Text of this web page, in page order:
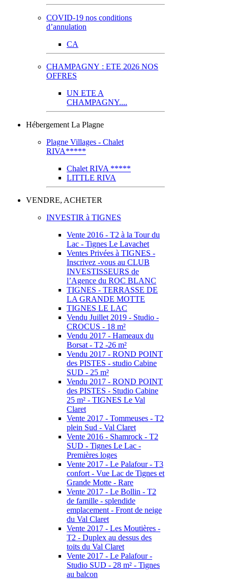
COVID-19 nos conditions
d’annulation
CA
CHAMPAGNY : ETE 2026 NOS
OFFRES
UN ETE A
CHAMPAGNY....
Hébergement La Plagne
Plagne Villages - Chalet
RIVA*****
Chalet RIVA *****
LITTLE RIVA
VENDRE, ACHETER
INVESTIR à TIGNES
Vente 2016 - T2 à la Tour du
Lac - Tignes Le Lavachet
Ventes Privées à TIGNES -
Inscrivez -vous au CLUB
INVESTISSEURS de
l’Agence du ROC BLANC
TIGNES - TERRASSE DE
LA GRANDE MOTTE
TIGNES LE LAC
Vendu Juillet 2019 - Studio -
CROCUS - 18 m²
Vendu 2017 - Hameaux du
Borsat - T2 -26 m²
Vendu 2017 - ROND POINT
des PISTES - studio Cabine
SUD - 25 m²
Vendu 2017 - ROND POINT
des PISTES - Studio Cabine
25 m² - TIGNES Le Val
Claret
Vente 2017 - Tommeuses - T2
plein Sud - Val Claret
Vente 2016 - Shamrock - T2
SUD - Tignes Le Lac -
Premières loges
Vente 2017 - Le Palafour - T3
confort - Vue Lac de Tignes et
Grande Motte - Rare
Vente 2017 - Le Bollin - T2
de famille - splendide
emplacement - Front de neige
du Val Claret
Vente 2017 - Les Moutières -
T2 - Duplex au dessus des
toits du Val Claret
Vente 2017 - Le Palafour -
Studio SUD - 28 m² - Tignes
au balcon